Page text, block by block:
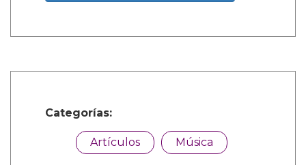
Categorías:
Artículos Música